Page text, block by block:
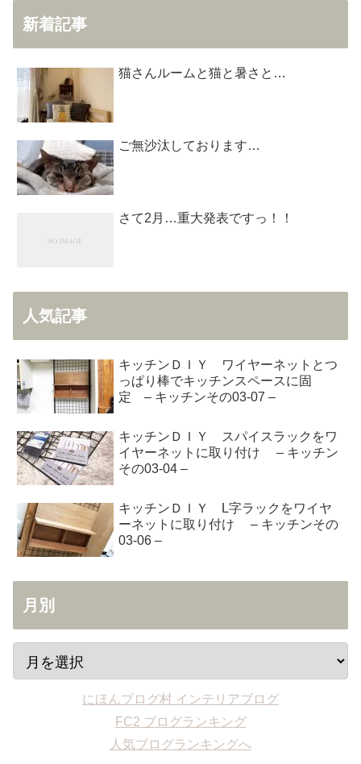
新着記事
猫さんルームと猫と暑さと…
ご無沙汰しております…
さて2月…重大発表ですっ！！
人気記事
キッチンＤＩＹ ワイヤーネットとつ
っぱり棒でキッチンスペースに固
定 – キッチンその03-07 –
キッチンＤＩＹ スパイスラックをワ
イヤーネットに取り付け – キッチン
その03-04 –
キッチンＤＩＹ L字ラックをワイヤ
ーネットに取り付け – キッチンその
03-06 –
月別
にほんブログ村 インテリアブログ
FC2 ブログランキング
人気ブログランキングへ